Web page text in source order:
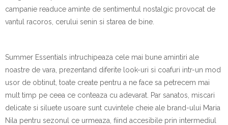
campanie readuce aminte de sentimentul nostalgic provocat de
vantul racoros, cerului senin si starea de bine.
Summer Essentials intruchipeaza cele mai bune amintiri ale
noastre de vara, prezentand diferite look-uri si coafuri intr-un mod
usor de obtinut, toate create pentru a ne face sa petrecem mai
mult timp pe ceea ce conteaza cu adevarat. Par sanatos, miscari
delicate si siluete usoare sunt cuvintele cheie ale brand-ului Maria
Nila pentru sezonul ce urmeaza, fiind accesibile prin intermediul